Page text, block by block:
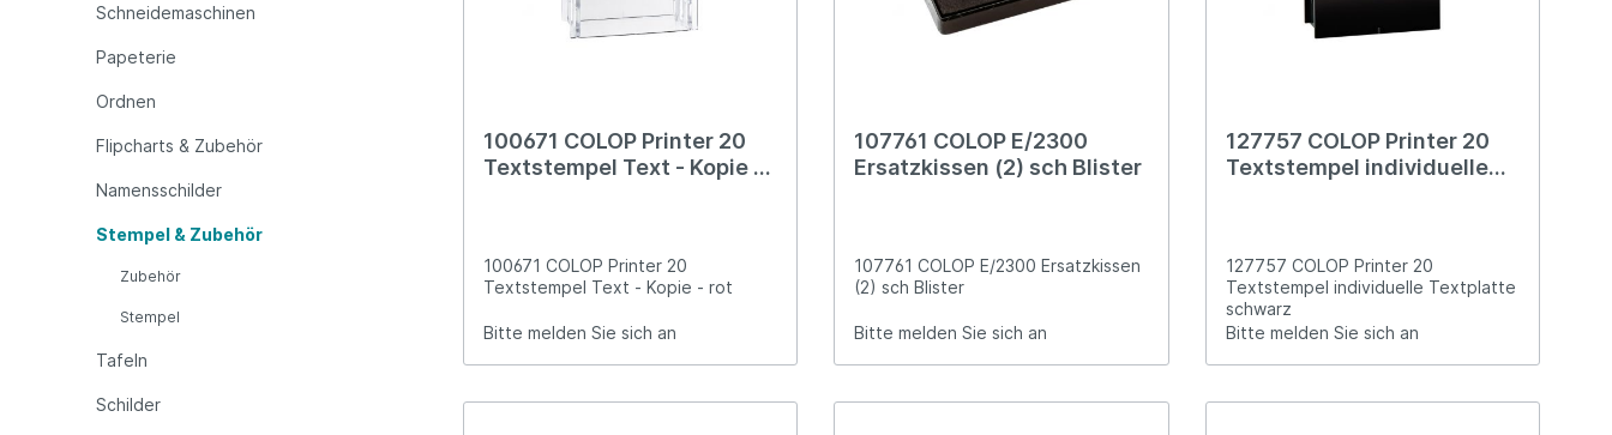
Schneidemaschinen
Papeterie
Ordnen
Flipcharts & Zubehör
Namensschilder
Stempel & Zubehör
Zubehör
Stempel
Tafeln
Schilder
100671 COLOP Printer 20
Textstempel Text - Kopie -
100671 COLOP Printer 20
Textstempel Text - Kopie - rot
Bitte melden Sie sich an
107761 COLOP E/2300
Ersatzkissen (2) sch Blister
107761 COLOP E/2300 Ersatzkissen
(2) sch Blister
Bitte melden Sie sich an
127757 COLOP Printer 20
Textstempel individuelle
127757 COLOP Printer 20
Textstempel individuelle Textplatte
schwarz
Bitte melden Sie sich an